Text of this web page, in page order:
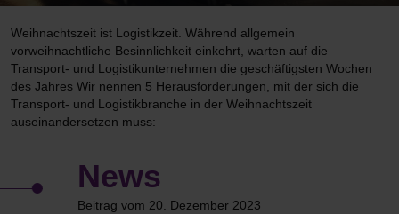
Weihnachtszeit ist Logistikzeit. Während allgemein
vorweihnachtliche Besinnlichkeit einkehrt, warten auf die
Transport- und Logistikunternehmen die geschäftigsten Wochen
des Jahres Wir nennen 5 Herausforderungen, mit der sich die
Transport- und Logistikbranche in der Weihnachtszeit
auseinandersetzen muss:
News
Beitrag vom 20. Dezember 2023